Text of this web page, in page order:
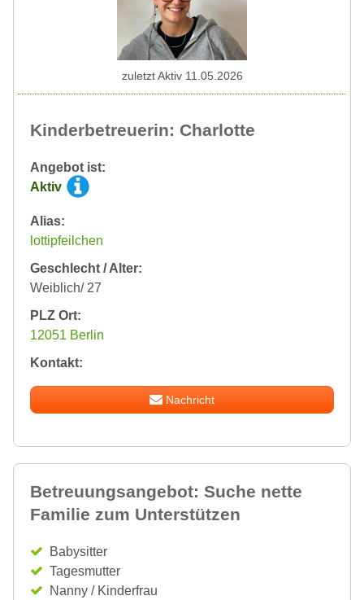
Kinderbetreuerin: Charlotte
Angebot ist:
Aktiv
Alias:
lottipfeilchen
Geschlecht / Alter:
Weiblich/ 27
PLZ Ort:
12051 Berlin
Kontakt:
Nachricht
zuletzt Aktiv 11.05.2026
Betreuungsangebot: Suche nette
Familie zum Unterstützen
Babysitter
Tagesmutter
Nanny / Kinderfrau